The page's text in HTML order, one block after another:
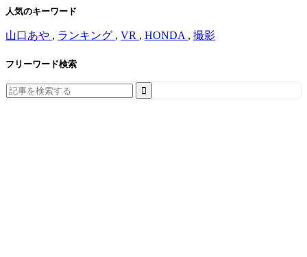
人気のキーワード
山口あや , ランキング , VR , HONDA , 撮影
フリーワード検索
Search
for: